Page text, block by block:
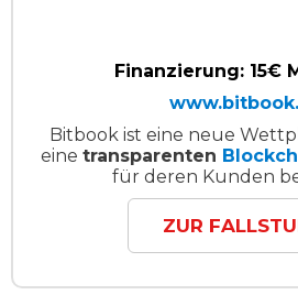
Finanzierung: 15€
Bitbook ist eine neue
eine transparenten
für deren Kunden
ZUR